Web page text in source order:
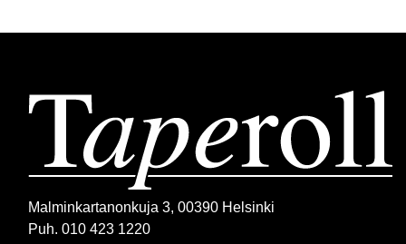
Malminkartanonkuja 3, 00390 Helsinki
Puh. 010 423 1220